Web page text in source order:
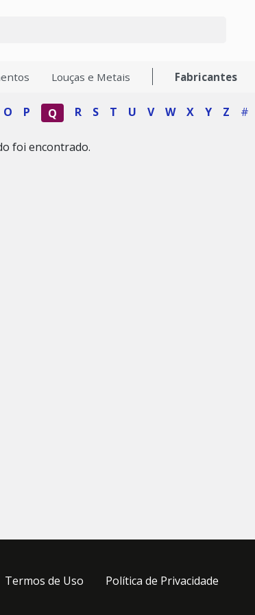
Louças e Metais Fabricantes
O P Q R S T U V W X Y Z #
foi encontrado.
Termos de Uso Política de Privacidade